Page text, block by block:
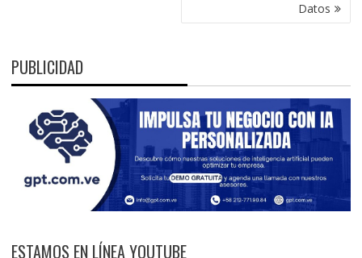
Datos
PUBLICIDAD
ESTAMOS EN LÍNEA YOUTUBE